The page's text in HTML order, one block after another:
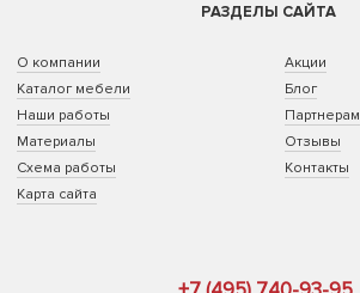
РАЗДЕЛЫ САЙТА
О компании
Каталог мебели
Наши работы
Материалы
Схема работы
Карта сайта
Акции
Блог
Партнерам
Отзывы
Контакты